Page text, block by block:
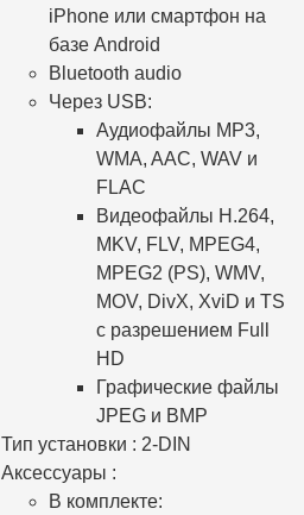
iPhone или смартфон на
базе Android
Bluetooth audio
Через USB:
Аудиофайлы MP3,
WMA, AAC, WAV и
FLAC
Видеофайлы H.264,
MKV, FLV, MPEG4,
MPEG2 (PS), WMV,
MOV, DivX, XviD и TS
с разрешением Full
HD
Графические файлы
JPEG и BMP
Тип установки : 2-DIN
Аксессуары :
В комплекте: